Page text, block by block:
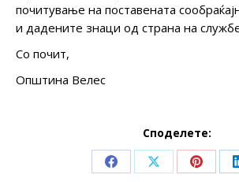
почитување на поставената
и дадените знaци од страна на
Со почит,
Општина Велес
Споделете:
Share Share Share